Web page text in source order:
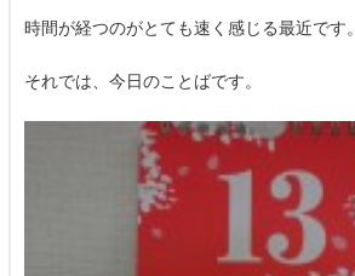
時間が経つのがとても速く感じる最近です。
それでは、今日のことばです。